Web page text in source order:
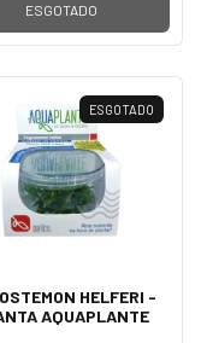
ESGOTADO
ESGOTADO
HELFERI -
AQUAPLANTE